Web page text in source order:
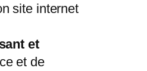
site internet
et
et de